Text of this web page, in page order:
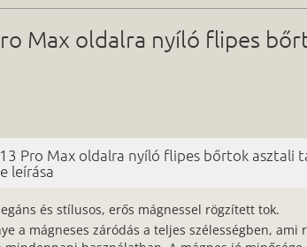
Max oldalra nyíló flipes
Pro Max oldalra nyíló flipes bőrtok asztali
leírása
és stílusos, erős mágnessel rögzített tok.
a mágneses záródás a teljes szélességben, ami